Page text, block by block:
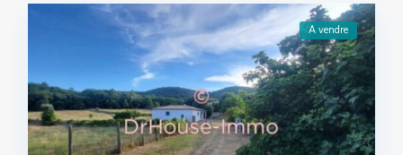
A vendre